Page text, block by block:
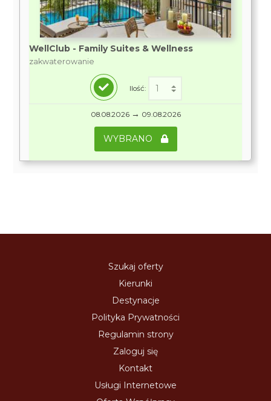
WellClub - Family Suites & Wellness
zakwaterowanie
Ilość:
08.08.2026 → 09.08.2026
WYBRANO
Szukaj oferty
Kierunki
Destynacje
Polityka Prywatności
Regulamin strony
Zaloguj się
Kontakt
Usługi Internetowe